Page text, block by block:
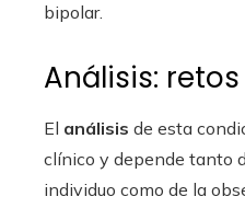
bipolar.
Análisis:
El análisis de esta
clínico y depende tanto
individuo como de la